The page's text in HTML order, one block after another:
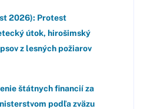
2026): Protest
útok, hirošimský
z lesných požiarov
štátnych financií za
podľa zväzu